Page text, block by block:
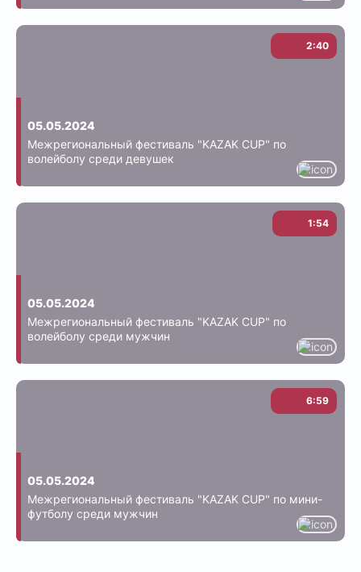
05.05.2024
Межрегиональный фестиваль "KAZAK CUP" по
волейболу среди девушек
2:40
05.05.2024
Межрегиональный фестиваль "KAZAK CUP" по
волейболу среди мужчин
1:54
05.05.2024
Межрегиональный фестиваль "KAZAK CUP" по мини-
футболу среди мужчин
6:59